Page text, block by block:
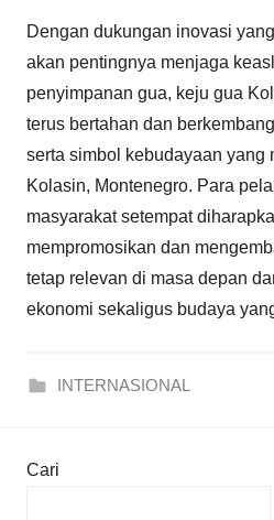
Dengan dukungan inovasi
akan pentingnya menjaga
penyimpanan gua, keju gua
terus bertahan dan
serta simbol kebudayaan yang
Kolasin, Montenegro. Para
masyarakat setempat
mempromosikan dan
tetap relevan di masa depan
ekonomi sekaligus budaya
INTERNASIONAL
Cari